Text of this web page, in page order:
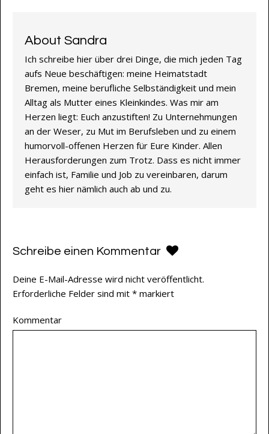
About Sandra
Ich schreibe hier über drei Dinge, die mich jeden Tag
aufs Neue beschäftigen: meine Heimatstadt
Bremen, meine berufliche Selbständigkeit und mein
Alltag als Mutter eines Kleinkindes. Was mir am
Herzen liegt: Euch anzustiften! Zu Unternehmungen
an der Weser, zu Mut im Berufsleben und zu einem
humorvoll-offenen Herzen für Eure Kinder. Allen
Herausforderungen zum Trotz. Dass es nicht immer
einfach ist, Familie und Job zu vereinbaren, darum
geht es hier nämlich auch ab und zu.
Schreibe einen Kommentar
Deine E-Mail-Adresse wird nicht veröffentlicht.
Erforderliche Felder sind mit * markiert
Kommentar